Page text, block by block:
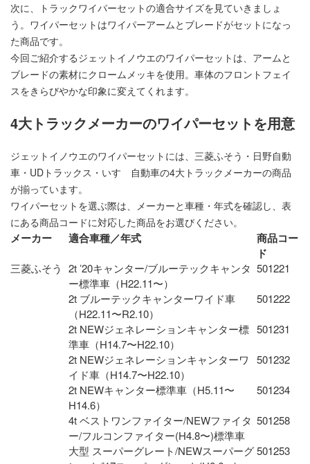
次に、トラックワイパーセットの適合サイズを見ていきましょ
う。ワイパーセットはワイパーアームとブレードがセットになっ
た商品です。
今回ご紹介するジェットイノウエのワイパーセットは、アームと
ブレードの素材にクロームメッキを使用。車体のフロントフェイ
スをきらびやかな印象に変えてくれます。
4大トラックメーカーのワイパーセットを用意
ジェットイノウエのワイパーセットには、三菱ふそう・日野自動
車・UDトラックス・いすゞ自動車の4大トラックメーカーの商品
が揃っています。
ワイパーセットを選ぶ際は、メーカーと車種・年式を確認し、表
にある商品コードに対応した商品をお選びください。
メーカー 適合車種／年式
商品コー
ド
三菱ふそう
2t ʼ20キャンター/ブルーテックキャンタ
ー標準車（H22.11〜）
501221
2t ブルーテックキャンターワイド車
（H22.11〜R2.10）
501222
2t NEWジェネレーションキャンター標
準車（H14.7〜H22.10）
501231
2t NEWジェネレーションキャンターワ
イド車（H14.7〜H22.10）
501232
2t NEWキャンター標準車（H5.11〜
H14.6）
501234
4t ベストワンファイター/NEWファイタ
ー/フルコンファイター(H4.8〜)標準車
501258
大型 スーパーグレート/NEWスーパーグ501253